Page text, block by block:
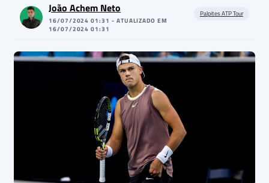
João Achem Neto
16/07/2024 01:31 - ATUALIZADO EM
16/07/2024 01:31
Palpites ATP Tour